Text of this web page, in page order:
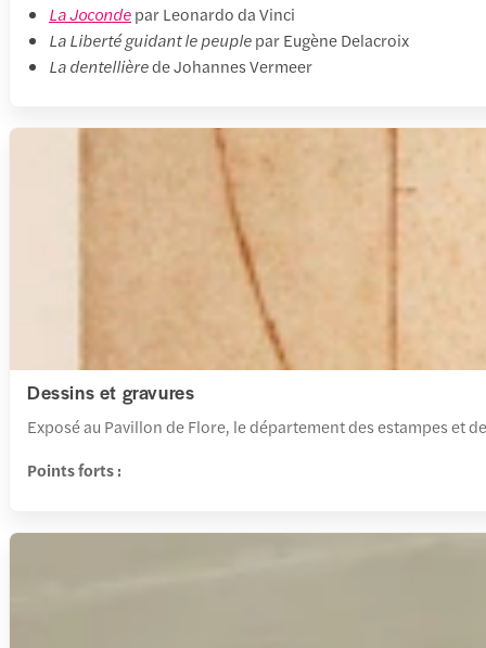
La Jocondepar Leonardo da Vinci
La Liberté guidant le peuplepar Eugène Delacroix
La dentellièrede Johannes Vermeer
Dessins et gravures
Exposé au Pavillon de Flore, le département des estampes et
Points forts :